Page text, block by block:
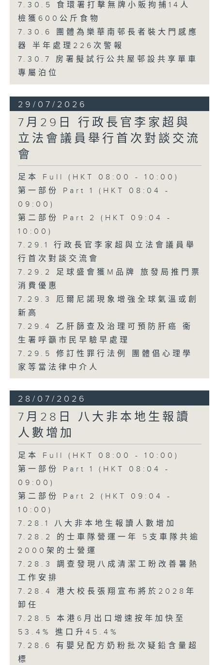
7.30.5 食環署打擊無牌小販拘捕14人
檢獲600公斤食物
7.30.6 團體為樂華南邨長者裝大門感應
器 半年處理226次警報
7.30.7 房署擬試行公共屋邨設共享單車
專屬泊位
29/07/2026
7月29日 行政長官李家超與
立法會議員舉行首次對談交流
會
足本 Full (HKT 08:00 - 10:00)
第一部份 Part 1 (HKT 08:04 -
09:00)
第二部份 Part 2 (HKT 09:04 -
10:00)
7.29.1 行政長官李家超與立法會議員舉
行首次對談交流會
7.29.2 足球盛會獲M品牌 旅發局推門票
消費優惠
7.29.3 厄爾尼諾現象增強全球氣溫或創
新高
7.29.4 乙肝篩查及治理可預防肝癌 衞
生署呼籲市民早驗早處理
7.29.5 修訂性罪行法例 團體倡心理學
家等當法律中介人
28/07/2026
7月28日 八大非本地生報讀
人數增加
足本 Full (HKT 08:00 - 10:00)
第一部份 Part 1 (HKT 08:04 -
09:00)
第二部份 Part 2 (HKT 09:04 -
10:00)
7.28.1 八大非本地生報讀人數增加
7.28.2 的士車隊營運一年 5支車隊共逾
2000架的士營運
7.28.3 調查發現八成清潔工盼改善暑熱
工作安排
7.28.4 港大校長張翔宣布將於2028年
卸任
7.28.5 本港6月出口增速按年加快至
53.4% 進口升45.4%
7.28.6 有嬰兒配方奶粉批次疑鉛含量超
標